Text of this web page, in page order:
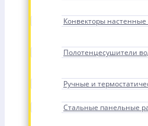
Конвекторы настенные
Полотенцесушители
Ручные и
Стальные панельные